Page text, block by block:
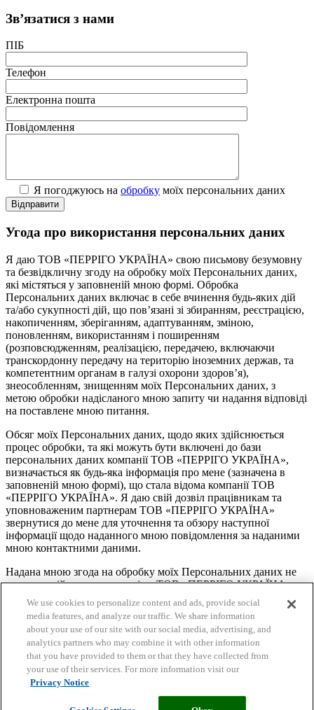
Зв’язатися з нами
ПІБ
Телефон
Електронна пошта
Повідомлення
Я погоджуюсь на обробку моїх персональних даних
Угода про використання персональних даних
Я даю ТОВ «ПЕРРІГО УКРАЇНА» свою письмову безумовну
та безвідкличну згоду на обробку моїх Персональних даних,
які містяться у заповненій мною формі. Обробка
Персональних даних включає в себе вчинення будь-яких дій
та/або сукупності дій, що пов’язані зі збиранням, реєстрацією,
накопиченням, зберіганням, адаптуванням, зміною,
поновленням, використанням і поширенням
(розповсюдженням, реалізацією, передачею, включаючи
транскордонну передачу на територію іноземних держав, та
компетентним органам в галузі охорони здоров’я),
знеособленням, знищенням моїх Персональних даних, з
метою обробки надісланого мною запиту чи надання відповіді
на поставлене мною питання.
Обсяг моїх Персональних даних, щодо яких здійснюється
процес обробки, та які можуть бути включені до бази
персональних даних компанії ТОВ «ПЕРРІГО УКРАЇНА»,
визначається як будь-яка інформація про мене (зазначена в
заповненій мною формі), що стала відома компанії ТОВ
«ПЕРРІГО УКРАЇНА». Я даю свій дозвіл працівникам та
уповноваженим партнерам ТОВ «ПЕРРІГО УКРАЇНА»
звернутися до мене для уточнення та обзору наступної
інформації щодо наданного мною повідомлення за наданими
мною контактними даними.
Надана мною згода на обробку моїх Персональних даних не
вимагає здійснення компанією ТОВ «ПЕРРІГО УКРАЇНА»
повідомлень про передачу моїх Персональних даних третім
особам, згідно з нормами ст. 21 Закону України «Про захист
персональних даних». Я підтверджую, що мені зрозумілі мої
права, визначені Законом України «Про захист персональних
даних», а також мета обробки моїх Персональних даних, в
тому числі збір моїх Персональних даних. Я погоджуюсь, що
строк обробки моїх Персональних даних – безстроковий.
Спасибі, ми отримали ваш лист і скоро
We use cookies to personalize content and ads, provide social
media features, and analyze our traffic. We share information
about your use of our site with our social media, advertising, and
analytics partners who may combine it with other information
that you have provided to them or that they have collected from
your use of their services. For more information visit our
Privacy Notice